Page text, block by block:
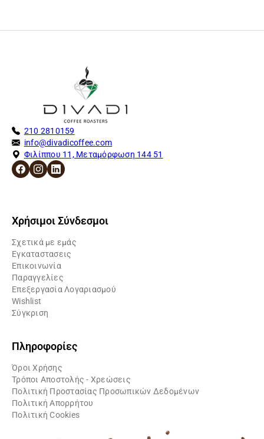
210 2810159
info@divadicoffee.com
Φιλίππου 11, Μεταμόρφωση 144 51
Χρήσιμοι Σύνδεσμοι
Σχετικά με εμάς
Εγκαταστασεις
Επικοινωνία
Παραγγελίες
Επεξεργασία Λογαριασμού
Wishlist
Σύγκριση
Πληροφορίες
Όροι Χρήσης
Τρόποι Αποστολής - Χρεώσεις
Πολιτική Προστασίας Προσωπικών Δεδομένων
Πολιτική Απορρήτου
Πολιτική Cookies